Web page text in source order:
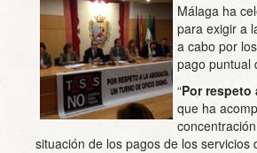
Málaga ha
para exigir a
a cabo por los
pago puntual
“Por
que ha
situación de los pagos de los